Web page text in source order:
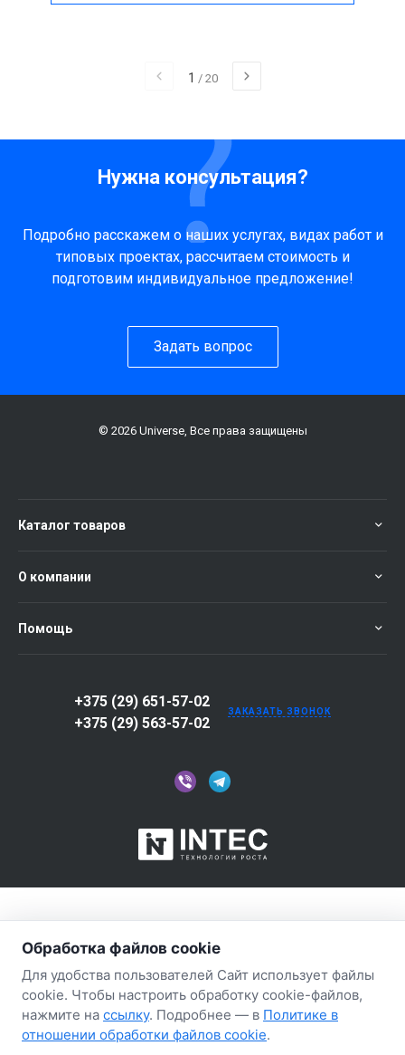
1 / 20
Нужна консультация?
Подробно расскажем о наших услугах, видах работ и
типовых проектах, рассчитаем стоимость и
подготовим индивидуальное предложение!
Задать вопрос
© 2026 Universe, Все права защищены
Каталог товаров
О компании
Помощь
+375 (29) 651-57-02
+375 (29) 563-57-02
ЗАКАЗАТЬ ЗВОНОК
Обработка файлов cookie
Для удобства пользователей Сайт использует файлы
cookie. Чтобы настроить обработку cookie-файлов,
нажмите на ссылку. Подробнее — в Политике в
отношении обработки файлов cookie.